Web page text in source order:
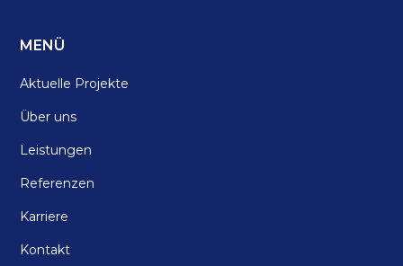
MENÜ
Aktuelle Projekte
Über uns
Leistungen
Referenzen
Karriere
Kontakt